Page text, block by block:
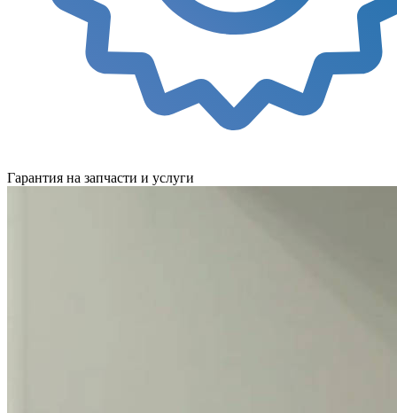
Гарантия на запчасти и услуги